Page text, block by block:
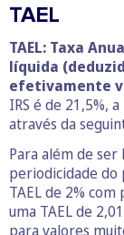
TAEL
TAEL: Taxa
líquida
efetivamente
IRS é de 21,5%,
através da
Para além de ser
periodicidade do
TAEL de 2%
uma TAEL de
para valores